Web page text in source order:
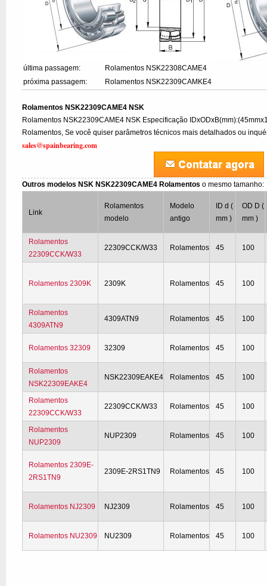
última passagem:
Rolamentos NSK22308CAME4
próxima passagem:
Rolamentos NSK22309CAMKE4
Rolamentos NSK22309CAME4 NSK
Rolamentos NSK22309CAME4 NSK Especificação
Rolamentos, Se você quiser parâmetros técnicos mais detalhados ou
sales@spainbearing.com
Outros modelos NSK NSK22309CAME4 Rolamentoso mesmo tamanho:
Link
Rolamentos
modelo
Modelo
antigo
ID d (
mm )
OD D (
mm )
Rolamentos
22309CCK/W33
22309CCK/W33 Rolamentos 45 100
Rolamentos 2309K 2309K Rolamentos 45 100
Rolamentos
4309ATN9
4309ATN9 Rolamentos 45 100
Rolamentos 32309 32309 Rolamentos 45 100
Rolamentos
NSK22309EAKE4
NSK22309EAKE4 Rolamentos 45 100
Rolamentos
22309CCK/W33
22309CCK/W33 Rolamentos 45 100
Rolamentos
NUP2309
NUP2309 Rolamentos 45 100
Rolamentos 2309E-
2RS1TN9
2309E-2RS1TN9 Rolamentos 45 100
Rolamentos NJ2309 NJ2309 Rolamentos 45 100
Rolamentos NU2309 NU2309 Rolamentos 45 100